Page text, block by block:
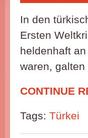
In den
Ersten
heldenhaft
waren,
CONTINUE
Tags: Türkei